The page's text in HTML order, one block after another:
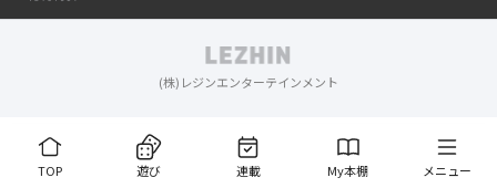
TOP 遊び 連載 My本棚 メニュー
(株)レジンエンターテインメント